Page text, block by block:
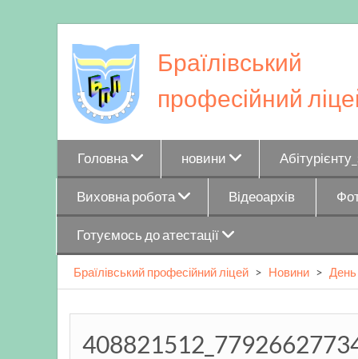
to
content
Браїлівський
професійний
Головна новини
Виховна робота Відеоархів
Готуємось до атестації
Браїлівський професійний ліцей > Новини > День